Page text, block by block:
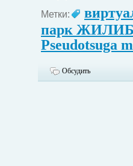
Метки:
парк
Pseudotsuga
Обсудить